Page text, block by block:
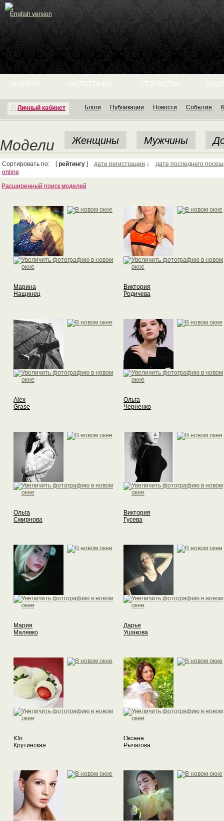
English version
Личный кабинет
МОДЕЛИ ФОТОГРАФЫ СТИЛИСТЫ
Блоги Публикации Новости События
Модели Женщины Мужчины
Сортировать по: [рейтингу ] дате регистрации ↓ дате последнего
online
Расширенный поиск моделей
Марина
Нащинец
Виктория
Родичева
Alex
Grase
Ольга
Черненко
Ольга
Смирнова
Виктория
Гусева
Мария
Малявко
Дарья
Ушакова
Юл
Крутинская
Оксана
Рычагова